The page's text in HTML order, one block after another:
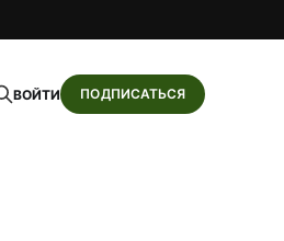
ВОЙТИ ПОДПИСАТЬСЯ